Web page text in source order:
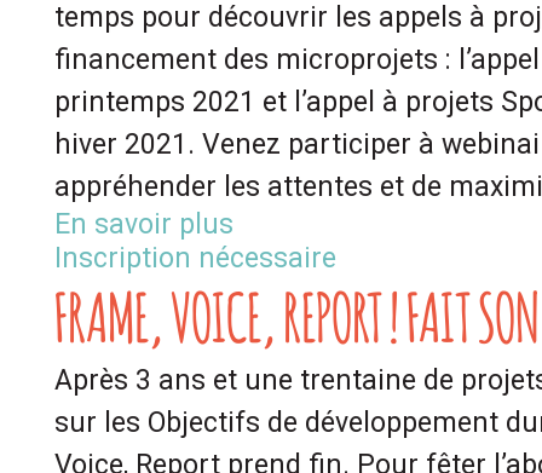
temps pour découvrir les appels à
financement des microprojets :
printemps 2021 et l’appel à projets
hiver 2021. Venez participer à
appréhender les attentes et de
En savoir plus
Inscription nécessaire
FRAME, VOICE, REPORT ! FAIT
Après 3 ans et une trentaine de
sur les Objectifs de développement
Voice, Report prend fin. Pour fêter